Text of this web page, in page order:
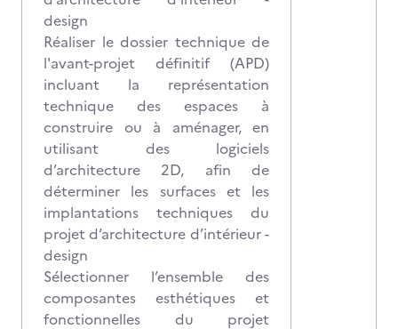
design
Réaliser le dossier technique de
l'avant-projet définitif (APD)
incluant la représentation
technique des espaces à
construire ou à aménager, en
utilisant des logiciels
d’architecture 2D, afin de
déterminer les surfaces et les
implantations techniques du
projet d’architecture d’intérieur -
design
Sélectionner l’ensemble des
composantes esthétiques et
fonctionnelles du projet